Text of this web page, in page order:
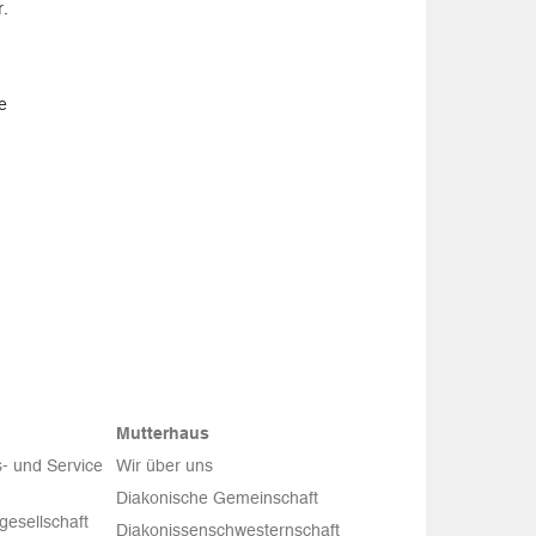
und Service
Mutterhaus
Wir über uns
Diakonische Gemeinschaft
Diakonissenschwesternschaft